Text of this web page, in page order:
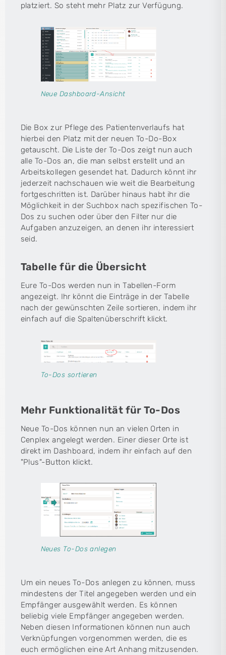
platziert. So steht mehr Platz zur Verfügung.
Neue Dashboard-Ansicht
Die Box zur Pflege des Patientenverlaufs hat
hierbei den Platz mit der neuen To-Do-Box
getauscht. Die Liste der To-Dos zeigt nun auch
alle To-Dos an, die man selbst erstellt und an
Arbeitskollegen gesendet hat. Dadurch könnt ihr
jederzeit nachschauen wie weit die Bearbeitung
fortgeschritten ist. Darüber hinaus habt ihr die
Möglichkeit in der Suchbox nach spezifischen To-
Dos zu suchen oder über den Filter nur die
Aufgaben anzuzeigen, an denen ihr interessiert
seid.
Tabelle für die Übersicht
Eure To-Dos werden nun in Tabellen-Form
angezeigt. Ihr könnt die Einträge in der Tabelle
nach der gewünschten Zeile sortieren, indem ihr
einfach auf die Spaltenüberschrift klickt.
To-Dos sortieren
Mehr Funktionalität für To-Dos
Neue To-Dos können nun an vielen Orten in
Cenplex angelegt werden. Einer dieser Orte ist
direkt im Dashboard, indem ihr einfach auf den
"Plus"-Button klickt.
Neues To-Dos anlegen
Um ein neues To-Dos anlegen zu können, muss
mindestens der Titel angegeben werden und ein
Empfänger ausgewählt werden. Es können
beliebig viele Empfänger angegeben werden.
Neben diesen Informationen können nun auch
Verknüpfungen vorgenommen werden, die es
euch ermöglichen eine Art Anhang mitzusenden.